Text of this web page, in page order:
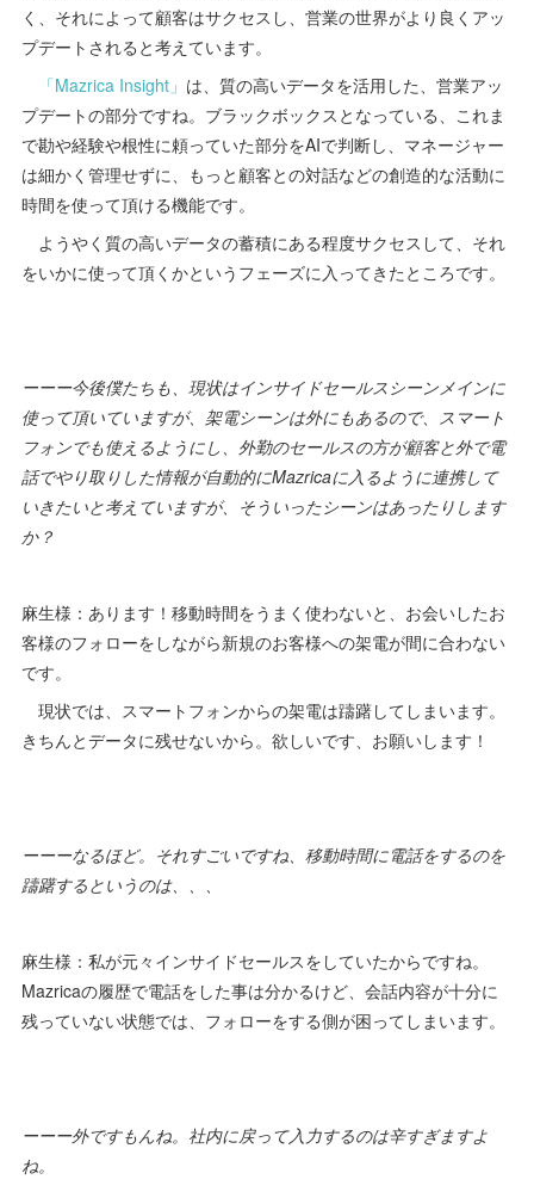
く、それによって顧客はサクセスし、営業の世界がより良くアッ
プデートされると考えています。
「Mazrica Insight」 は、質の高いデータを活用した、営業アッ
プデートの部分ですね。ブラックボックスとなっている、これま
で勘や経験や根性に頼っていた部分をAIで判断し、マネージャー
は細かく管理せずに、もっと顧客との対話などの創造的な活動に
時間を使って頂ける機能です。
ようやく質の高いデータの蓄積にある程度サクセスして、それ
をいかに使って頂くかというフェーズに入ってきたところです。
ーーー今後僕たちも、現状はインサイドセールスシーンメインに
使って頂いていますが、架電シーンは外にもあるので、スマート
フォンでも使えるようにし、外勤のセールスの方が顧客と外で電
話でやり取りした情報が自動的にMazricaに入るように連携して
いきたいと考えていますが、そういったシーンはあったりします
か？
麻生様：あります！移動時間をうまく使わないと、お会いしたお
客様のフォローをしながら新規のお客様への架電が間に合わない
です。
現状では、スマートフォンからの架電は躊躇してしまいます。
きちんとデータに残せないから。欲しいです、お願いします！
ーーーなるほど。それすごいですね、移動時間に電話をするのを
躊躇するというのは、、、
麻生様：私が元々インサイドセールスをしていたからですね。
Mazricaの履歴で電話をした事は分かるけど、会話内容が十分に
残っていない状態では、フォローをする側が困ってしまいます。
ーーー外ですもんね。社内に戻って入力するのは辛すぎますよ
ね。